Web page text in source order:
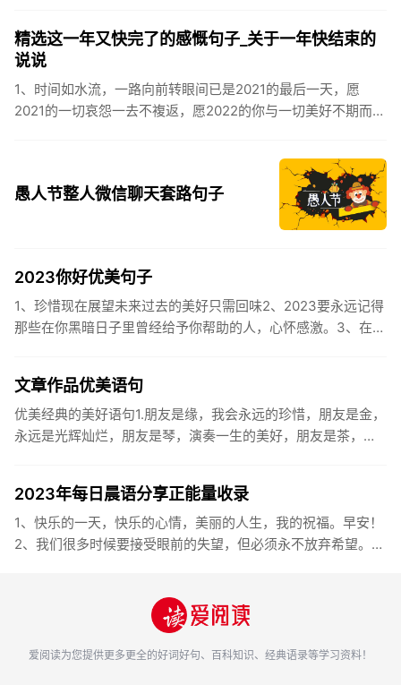
精选这一年又快完了的感慨句子_关于一年快结束的
说说
1、时间如水流，一路向前转眼间已是2021的最后一天，愿
2021的一切哀怨一去不複返，愿2022的你与一切美好不期而
愚人节整人微信聊天套路句子
2023你好优美句子
1、珍惜现在展望未来过去的美好只需回味2、2023要永远记得
那些在你黑暗日子里曾经给予你帮助的人，心怀感激。3、在苦
文章作品优美语句
优美经典的美好语句1.朋友是缘，我会永远的珍惜，朋友是金，
永远是光辉灿烂，朋友是琴，演奏一生的美好，朋友是茶，品
2023年每日晨语分享正能量收录
1、快乐的一天，快乐的心情，美丽的人生，我的祝福。早安！
2、我们很多时候要接受眼前的失望，但必须永不放弃希望。早
爱阅读为您提供更多更全的好词好句、百科知识、经典语录等学习资料！